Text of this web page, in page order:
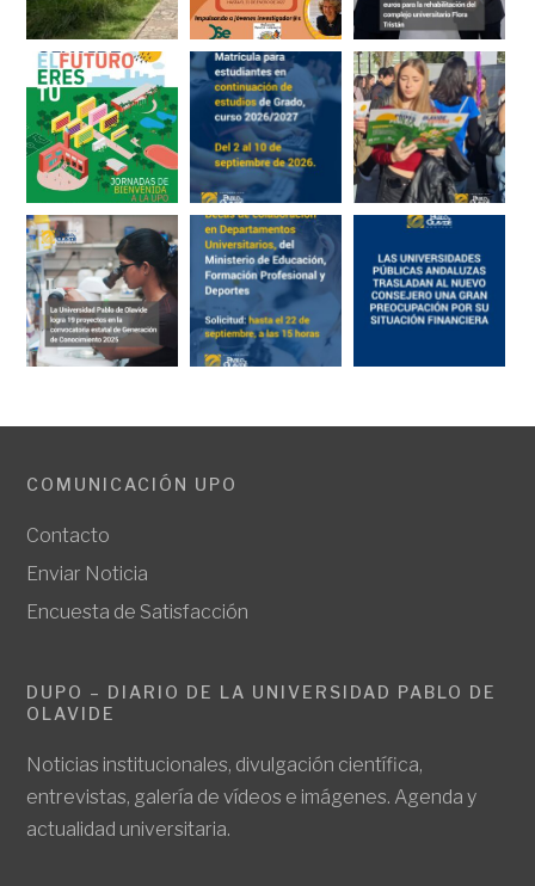
COMUNICACIÓN UPO
Contacto
Enviar Noticia
Encuesta de Satisfacción
DUPO – DIARIO DE LA UNIVERSIDAD PABLO DE
OLAVIDE
Noticias institucionales, divulgación científica,
entrevistas, galería de vídeos e imágenes. Agenda y
actualidad universitaria.